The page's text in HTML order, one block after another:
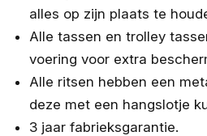
alles op zijn plaats te
Alle tassen en trolley
voering voor extra
Alle ritsen hebben een
deze met een hangslotje
3 jaar fabrieksgarantie.